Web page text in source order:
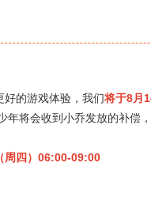
的游戏体验，我们将于8月
年将会收到小乔发放的补偿
周四）06:00-09:00